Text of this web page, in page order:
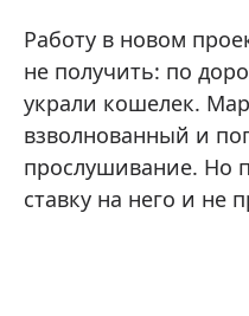
Работу в новом
не получить: по
украли кошелек.
взволнованный и
прослушивание. Но
ставку на него и не